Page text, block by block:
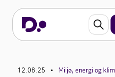
12.08.25 • Miljø, energi og